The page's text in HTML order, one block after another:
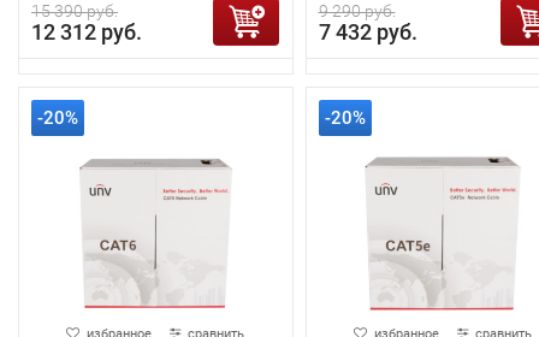
15 390 руб.
12 312 руб.
9 290 руб.
7 432 руб.
-20% -20%